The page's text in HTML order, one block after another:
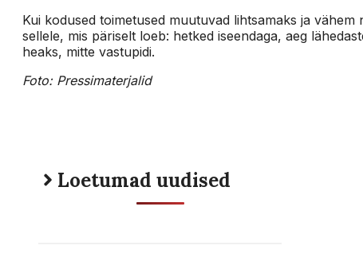
Kui kodused toimetused muutuvad lihtsamaks ja
sellele, mis päriselt loeb: hetked iseendaga, aeg
heaks, mitte vastupidi.
Foto: Pressimaterjalid
Loetumad uudised